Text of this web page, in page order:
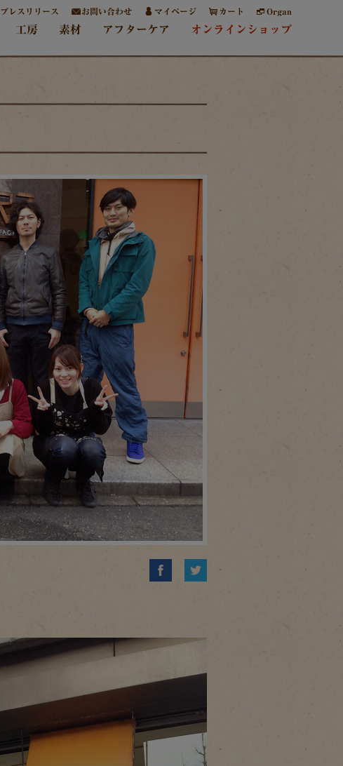
プレスリリース お問い合わせ マイページ カート Organ
工房 素材 アフターケア オンラインショップ